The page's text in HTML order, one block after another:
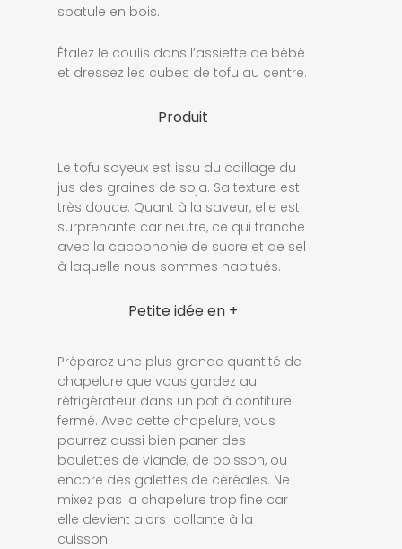
spatule en bois.
Étalez le coulis dans l’assiette de bébé
et dressez les cubes de tofu au centre.
Produit
Le tofu soyeux est issu du caillage du
jus des graines de soja. Sa texture est
très douce. Quant à la saveur, elle est
surprenante car neutre, ce qui tranche
avec la cacophonie de sucre et de sel
à laquelle nous sommes habitués.
Petite idée en +
Préparez une plus grande quantité de
chapelure que vous gardez au
réfrigérateur dans un pot à confiture
fermé. Avec cette chapelure, vous
pourrez aussi bien paner des
boulettes de viande, de poisson, ou
encore des galettes de céréales. Ne
mixez pas la chapelure trop fine car
elle devient alors collante à la
cuisson.